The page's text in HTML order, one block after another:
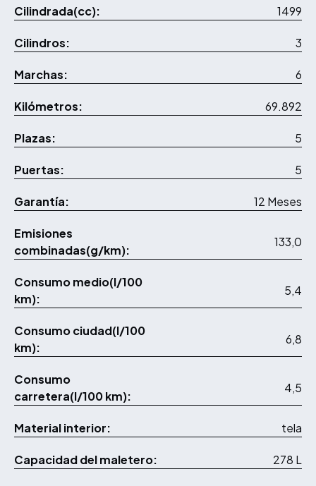
Cilindrada(cc): 1499
Cilindros: 3
Marchas: 6
Kilómetros: 69.892
Plazas: 5
Puertas: 5
Garantía: 12 Meses
Emisiones
combinadas(g/km):
133,0
Consumo medio(l/100
km):
5,4
Consumo ciudad(l/100
km):
6,8
Consumo
carretera(l/100 km):
4,5
Material interior: tela
Capacidad del maletero: 278 L